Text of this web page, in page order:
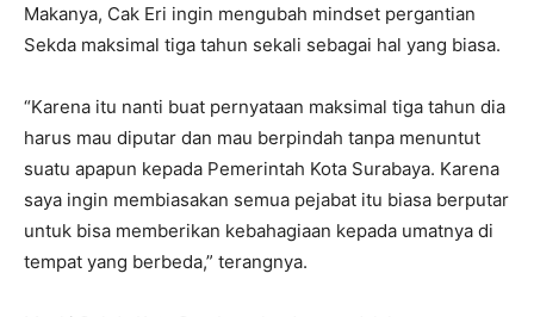
Makanya, Cak Eri ingin mengubah mindset pergantian
Sekda maksimal tiga tahun sekali sebagai hal yang biasa.
“Karena itu nanti buat pernyataan maksimal tiga tahun dia
harus mau diputar dan mau berpindah tanpa menuntut
suatu apapun kepada Pemerintah Kota Surabaya. Karena
saya ingin membiasakan semua pejabat itu biasa berputar
untuk bisa memberikan kebahagiaan kepada umatnya di
tempat yang berbeda,” terangnya.